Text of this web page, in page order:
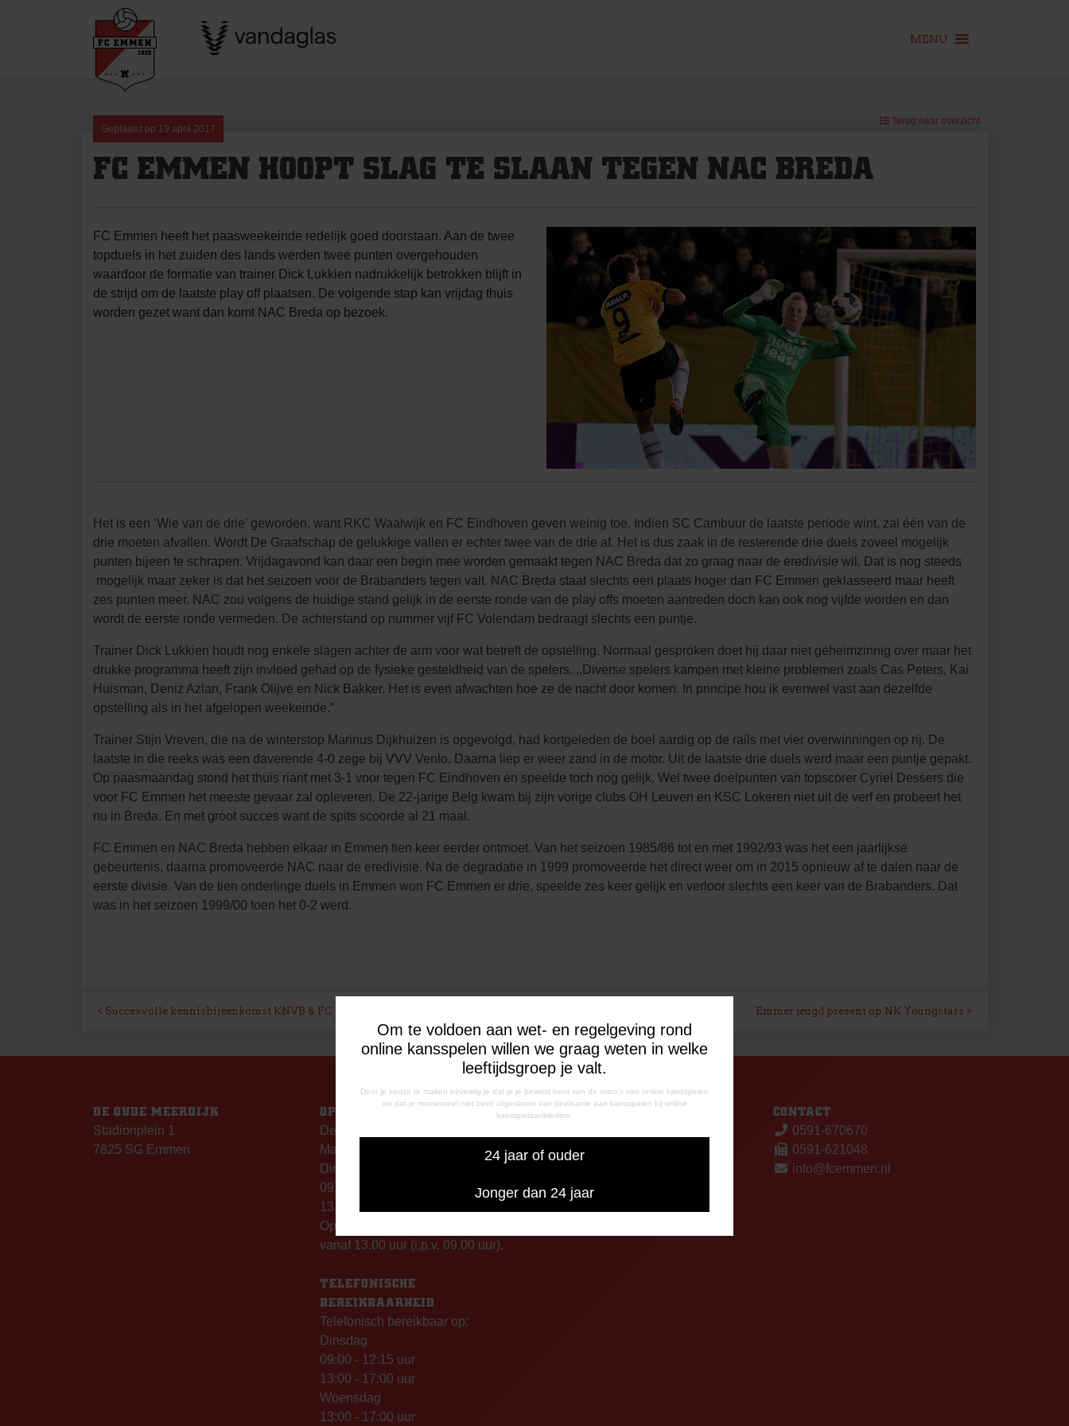
Om te voldoen aan wet- en regelgeving rond
online kansspelen willen we graag weten in welke
leeftijdsgroep je valt.
Door je keuze te maken bevestig je dat je je bewust bent van de risico's van online kansspelen
en dat je momenteel niet bent uitgesloten van deelname aan kansspelen bij online
kansspelaanbieders.
24 jaar of ouder
Jonger dan 24 jaar
MENU
Geplaatst op 19 april 2017
Terug naar overzicht
FC EMMEN HOOPT SLAG TE SLAAN TEGEN NAC BREDA
FC Emmen heeft het paasweekeinde redelijk goed doorstaan. Aan de twee
topduels in het zuiden des lands werden twee punten overgehouden
waardoor de formatie van trainer Dick Lukkien nadrukkelijk betrokken blijft in
de strijd om de laatste play off plaatsen. De volgende stap kan vrijdag thuis
worden gezet want dan komt NAC Breda op bezoek.
Het is een ‘Wie van de drie’ geworden, want RKC Waalwijk en FC Eindhoven geven weinig toe. Indien SC Cambuur de laatste periode wint, zal één van de
drie moeten afvallen. Wordt De Graafschap de gelukkige vallen er echter twee van de drie af. Het is dus zaak in de resterende drie duels zoveel mogelijk
punten bijeen te schrapen. Vrijdagavond kan daar een begin mee worden gemaakt tegen NAC Breda dat zo graag naar de eredivisie wil. Dat is nog steeds
mogelijk maar zeker is dat het seizoen voor de Brabanders tegen valt. NAC Breda staat slechts een plaats hoger dan FC Emmen geklasseerd maar heeft
zes punten meer. NAC zou volgens de huidige stand gelijk in de eerste ronde van de play offs moeten aantreden doch kan ook nog vijfde worden en dan
wordt de eerste ronde vermeden. De achterstand op nummer vijf FC Volendam bedraagt slechts een puntje.
Trainer Dick Lukkien houdt nog enkele slagen achter de arm voor wat betreft de opstelling. Normaal gesproken doet hij daar niet geheimzinnig over maar het
drukke programma heeft zijn invloed gehad op de fysieke gesteldheid van de spelers. ,,Diverse spelers kampen met kleine problemen zoals Cas Peters, Kai
Huisman, Deniz Azlan, Frank Olijve en Nick Bakker. Het is even afwachten hoe ze de nacht door komen. In principe hou ik evenwel vast aan dezelfde
opstelling als in het afgelopen weekeinde.”
Trainer Stijn Vreven, die na de winterstop Marinus Dijkhuizen is opgevolgd, had kortgeleden de boel aardig op de rails met vier overwinningen op rij. De
laatste in die reeks was een daverende 4-0 zege bij VVV Venlo. Daarna liep er weer zand in de motor. Uit de laatste drie duels werd maar een puntje gepakt.
Op paasmaandag stond het thuis riant met 3-1 voor tegen FC Eindhoven en speelde toch nog gelijk. Wel twee doelpunten van topscorer Cyriel Dessers die
voor FC Emmen het meeste gevaar zal opleveren. De 22-jarige Belg kwam bij zijn vorige clubs OH Leuven en KSC Lokeren niet uit de verf en probeert het
nu in Breda. En met groot succes want de spits scoorde al 21 maal.
FC Emmen en NAC Breda hebben elkaar in Emmen tien keer eerder ontmoet. Van het seizoen 1985/86 tot en met 1992/93 was het een jaarlijkse
gebeurtenis, daarna promoveerde NAC naar de eredivisie. Na de degradatie in 1999 promoveerde het direct weer om in 2015 opnieuw af te dalen naar de
eerste divisie. Van de tien onderlinge duels in Emmen won FC Emmen er drie, speelde zes keer gelijk en verloor slechts een keer van de Brabanders. Dat
was in het seizoen 1999/00 toen het 0-2 werd.
BERICHT
NAVIGATIE
Succesvolle kennisbijeenkomst KNVB & FC Emmen Emmer jeugd present op NK Youngstars
DE OUDE MEERDIJK
Stadionplein 1
7825 SG Emmen
OPENINGSTIJDEN
De Oude Meerdijk
Maandag: 09.00 – 17.00 uur
Dinsdag t/m vrijdag:
09.00 – 12.15 uur
13.00 – 17.00 uur
Op thuiswedstrijddagen geopend
vanaf 13.00 uur (i.p.v. 09.00 uur).
TELEFONISCHE
BEREIKBAARHEID
Telefonisch bereikbaar op:
Dinsdag
09:00 - 12:15 uur
13:00 - 17:00 uur
Woensdag
13:00 - 17:00 uur
CORRESPONDENTIE-ADRES
7800 AA Emmen
CONTACT
0591-670670
0591-621048
info@fcemmen.nl